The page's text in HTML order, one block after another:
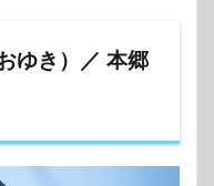
ゆき）／ 本郷